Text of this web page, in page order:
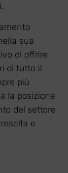
sua
di offrire
di tutto il
più
la posizione
del settore
e